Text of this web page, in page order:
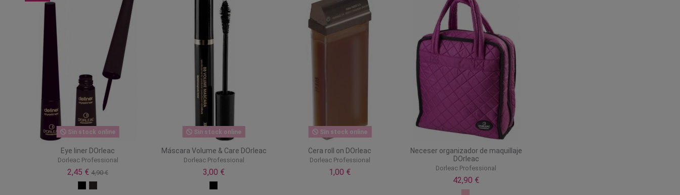
Sin stock online
Eye liner DOrleac
Dorleac Professional
2,45 €4,90 €
Sin stock online
Máscara Volume & Care DOrleac
Dorleac Professional
3,00 €
Sin stock online
Cera roll on DOrleac
Dorleac Professional
1,00 €
Neceser organizador de maquillaje
DOrleac
Dorleac Professional
42,90 €